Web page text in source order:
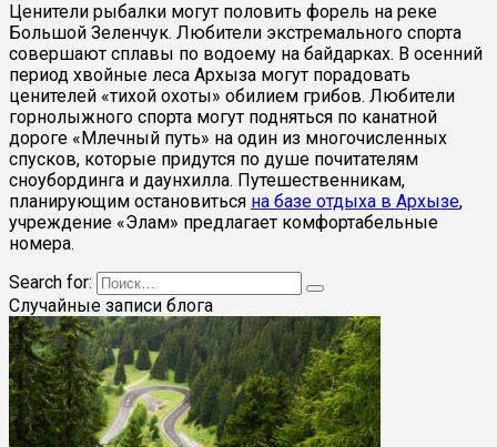
Ценители рыбалки могут половить форель на реке
Большой Зеленчук. Любители экстремального спорта
совершают сплавы по водоему на байдарках. В осенний
период хвойные леса Архыза могут порадовать
ценителей «тихой охоты» обилием грибов. Любители
горнолыжного спорта могут подняться по канатной
дороге «Млечный путь» на один из многочисленных
спусков, которые придутся по душе почитателям
сноубординга и даунхилла. Путешественникам,
планирующим остановиться на базе отдыха в Архызе,
учреждение «Элам» предлагает комфортабельные
номера.
Search for:
Случайные записи блога